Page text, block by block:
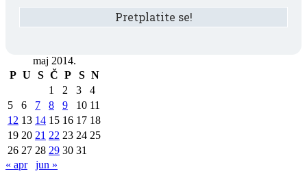
maj 2014.
P U S Č P S N
1
2 3
4
5
6 7 8 9 10 11
12 13 14 15 16 17 18
19 20 21 22 23 24 25
26 27 28 29 30 31
« apr
jun »